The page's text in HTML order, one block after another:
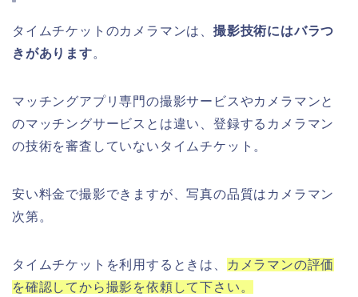
タイムチケットのカメラマンは、 撮影技術にはバラつ
きがあります。
マッチングアプリ専門の撮影サービスやカメラマンと
のマッチングサービスとは違い、登録するカメラマン
の技術を審査していないタイムチケット。
安い料金で撮影できますが、写真の品質はカメラマン
次第。
タイムチケットを利用するときは、
カメラマンの評価
を確認してから撮影を依頼して下さい。